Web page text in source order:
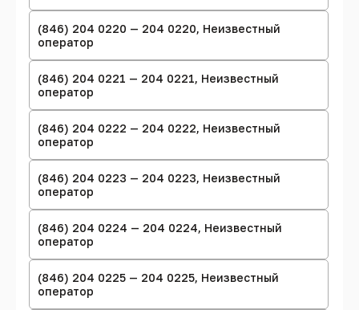
(846) 204 0220 — 204 0220, Неизвестный
оператор
(846) 204 0221 — 204 0221, Неизвестный
оператор
(846) 204 0222 — 204 0222, Неизвестный
оператор
(846) 204 0223 — 204 0223, Неизвестный
оператор
(846) 204 0224 — 204 0224, Неизвестный
оператор
(846) 204 0225 — 204 0225, Неизвестный
оператор